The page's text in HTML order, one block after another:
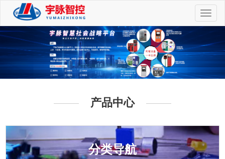
切
换
航
产品中心
分类导航